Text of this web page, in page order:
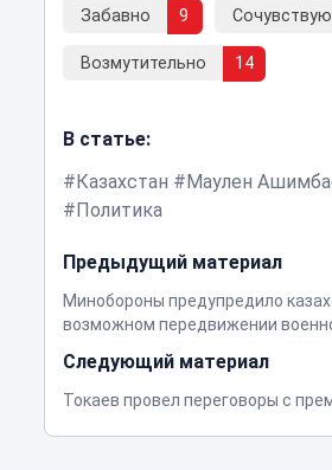
Забавно 9 Сочувствую
Возмутительно 14
В статье:
Казахстан
Маулен
Политика
Предыдущий материал
Минобороны предупредило
возможном передвижении
Следующий материал
Токаев провел переговоры с